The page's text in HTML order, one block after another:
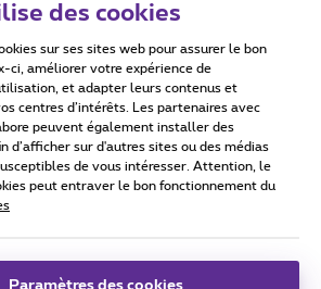
Accessibility statement
2026
info consommateur
des cookies
sur ses sites web pour assurer le bon
ci, améliorer votre expérience de
et adapter leurs contenus et
centres d’intérêts. Les partenaires avec
peuvent également installer des
d’afficher sur d'autres sites ou des médias
de vous intéresser. Attention, le
peut entraver le bon fonctionnement du
Paramètres des cookies